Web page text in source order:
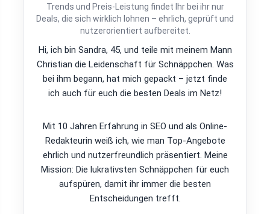
Trends und Preis-Leistung findet Ihr bei ihr nur
Deals, die sich wirklich lohnen – ehrlich, geprüft und
nutzerorientiert aufbereitet.
Hi, ich bin Sandra, 45, und teile mit meinem Mann
Christian die Leidenschaft für Schnäppchen. Was
bei ihm begann, hat mich gepackt – jetzt finde
ich auch für euch die besten Deals im Netz!
Mit 10 Jahren Erfahrung in SEO und als Online-
Redakteurin weiß ich, wie man Top-Angebote
ehrlich und nutzerfreundlich präsentiert. Meine
Mission: Die lukrativsten Schnäppchen für euch
aufspüren, damit ihr immer die besten
Entscheidungen trefft.